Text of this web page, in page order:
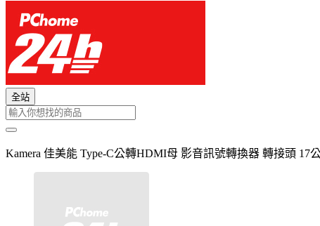
全站
Kamera 佳美能 Type-C公轉HDMI母 影音訊號轉換器 轉接頭 17